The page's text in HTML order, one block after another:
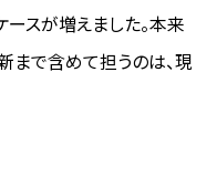
スが増えました。本来
まで含めて担うのは、現